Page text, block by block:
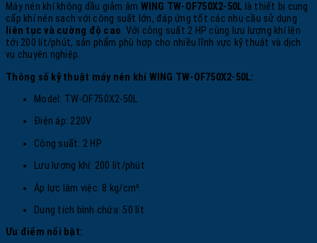
Máy nén khí không dầu giảm âm WING TW-OF750X2-50L là thiết bị cung
cấp khí nén sạch với công suất lớn, đáp ứng tốt các nhu cầu sử dụng
liên tục và cường độ cao. Với công suất 2 HP cùng lưu lượng khí lên
tới 200 lít/phút, sản phẩm phù hợp cho nhiều lĩnh vực kỹ thuật và dịch
vụ chuyên nghiệp.
Thông số kỹ thuật máy nén khí WING TW-OF750X2-50L:
Model: TW-OF750X2-50L
Điện áp: 220V
Công suất: 2 HP
Lưu lượng khí: 200 lít/phút
Áp lực làm việc: 8 kg/cm²
Dung tích bình chứa: 50 lít
Ưu điểm nổi bật: